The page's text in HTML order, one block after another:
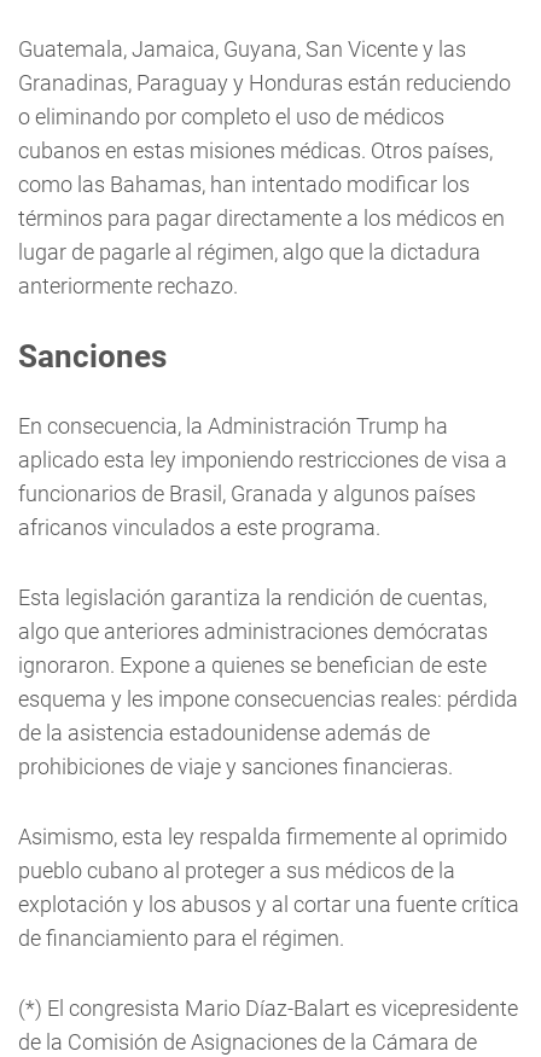
Guatemala, Jamaica, Guyana, San Vicente y las
Granadinas, Paraguay y Honduras están reduciendo
o eliminando por completo el uso de médicos
cubanos en estas misiones médicas. Otros países,
como las Bahamas, han intentado modificar los
términos para pagar directamente a los médicos en
lugar de pagarle al régimen, algo que la dictadura
anteriormente rechazo.
Sanciones
En consecuencia, la Administración Trump ha
aplicado esta ley imponiendo restricciones de visa a
funcionarios de Brasil, Granada y algunos países
africanos vinculados a este programa.
Esta legislación garantiza la rendición de cuentas,
algo que anteriores administraciones demócratas
ignoraron. Expone a quienes se benefician de este
esquema y les impone consecuencias reales: pérdida
de la asistencia estadounidense además de
prohibiciones de viaje y sanciones financieras.
Asimismo, esta ley respalda firmemente al oprimido
pueblo cubano al proteger a sus médicos de la
explotación y los abusos y al cortar una fuente crítica
de financiamiento para el régimen.
(*) El congresista Mario Díaz-Balart es vicepresidente
de la Comisión de Asignaciones de la Cámara de